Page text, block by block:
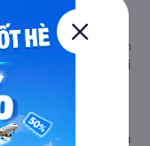
thoải mái cho mọi
thành lựa chọn ưu tiên
tuyến đường đi Thái
- Hà Nội . Bên
Vận Tải An Bình đi
Liêm - Hà Nội còn
giàu kinh nghiệm và